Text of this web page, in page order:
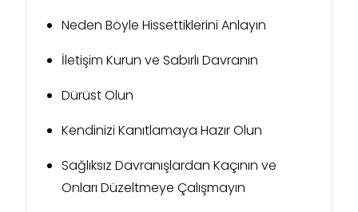
Neden Böyle Hissettiklerini Anlayın
İletişim Kurun ve Sabırlı Davranın
Dürüst Olun
Kendinizi Kanıtlamaya Hazır Olun
Sağlıksız Davranışlardan Kaçının ve
Onları Düzeltmeye Çalışmayın